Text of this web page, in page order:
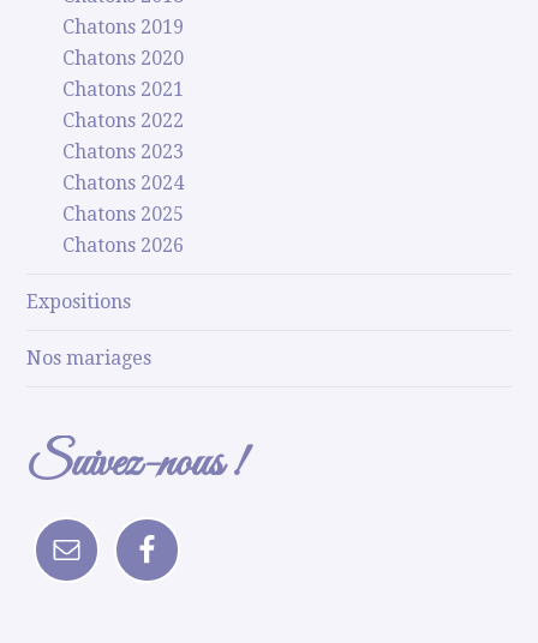
Chatons 2019
Chatons 2020
Chatons 2021
Chatons 2022
Chatons 2023
Chatons 2024
Chatons 2025
Chatons 2026
Expositions
Nos mariages
Suivez-nous !